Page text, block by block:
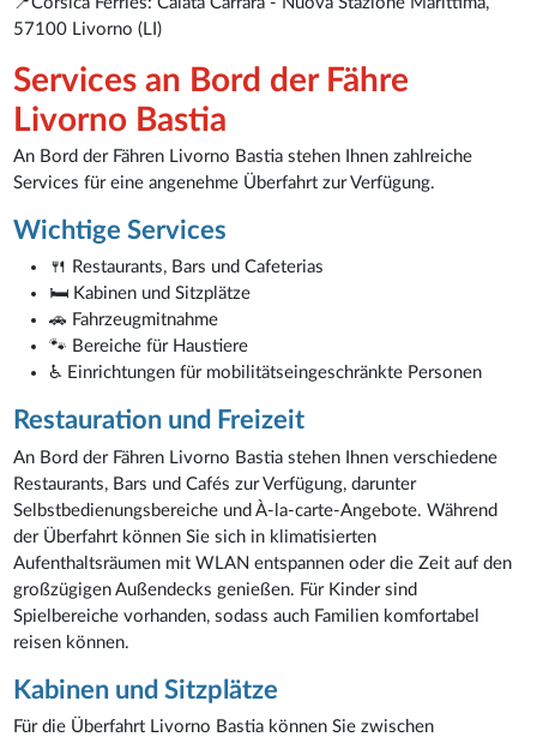
57100 Livorno (LI)
Services an Bord der Fähre
Livorno Bastia
An Bord der Fähren Livorno Bastia stehen Ihnen zahlreiche
Services für eine angenehme Überfahrt zur Verfügung.
Wichtige Services
🍴 Restaurants, Bars und Cafeterias
🛏️ Kabinen und Sitzplätze
🚗 Fahrzeugmitnahme
🐾 Bereiche für Haustiere
♿ Einrichtungen für mobilitätseingeschränkte Personen
Restauration und Freizeit
An Bord der Fähren Livorno Bastia stehen Ihnen verschiedene
Restaurants, Bars und Cafés zur Verfügung, darunter
Selbstbedienungsbereiche und À-la-carte-Angebote. Während
der Überfahrt können Sie sich in klimatisierten
Aufenthaltsräumen mit WLAN entspannen oder die Zeit auf den
großzügigen Außendecks genießen. Für Kinder sind
Spielbereiche vorhanden, sodass auch Familien komfortabel
reisen können.
Kabinen und Sitzplätze
Für die Überfahrt Livorno Bastia können Sie zwischen